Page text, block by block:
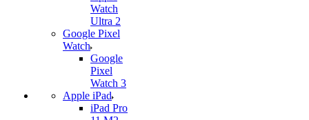
Watch
Ultra 2
Google Pixel
Watch
Google
Pixel
Watch 3
Apple iPad
iPad Pro